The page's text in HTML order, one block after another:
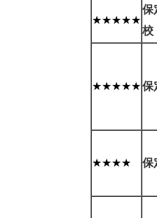
★★★★★
保
校
★★★★★保
★★★★ 保